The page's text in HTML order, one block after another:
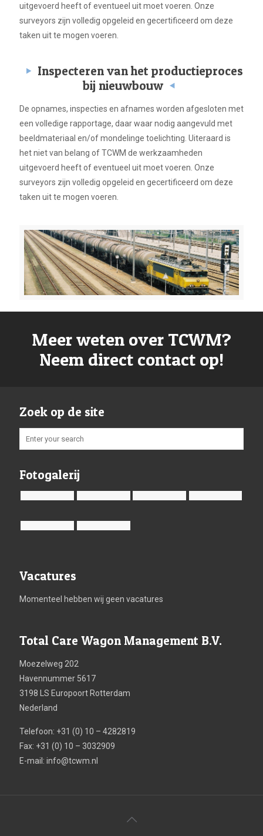
uitgevoerd heeft of eventueel uit moet voeren. Onze
surveyors zijn volledig opgeleid en gecertificeerd om deze
taken uit te mogen voeren.
Inspecteren van het productieproces
bij nieuwbouw
De opnames, inspecties en afnames worden afgesloten met
een volledige rapportage, daar waar nodig aangevuld met
beeldmateriaal en/of mondelinge toelichting. Uiteraard is
het niet van belang of TCWM de werkzaamheden
uitgevoerd heeft of eventueel uit moet voeren. Onze
surveyors zijn volledig opgeleid en gecertificeerd om deze
taken uit te mogen voeren.
Meer weten over TCWM?
Neem direct contact op!
Zoek op de site
Fotogalerij
Vacatures
Momenteel hebben wij geen vacatures
Total Care Wagon Management B.V.
Moezelweg 202
Havennummer 5617
3198 LS Europoort Rotterdam
Nederland
Telefoon: +31 (0) 10 – 4282819
Fax: +31 (0) 10 – 3032909
E-mail: info@tcwm.nl